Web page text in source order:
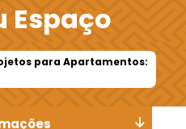
Espaço
para Apartamentos: